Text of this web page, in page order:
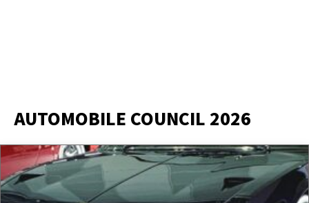
AUTOMOBILE COUNCIL 2026